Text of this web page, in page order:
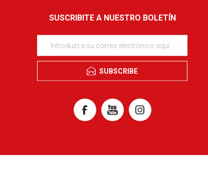
SUSCRIBITE A NUESTRO BOLETÍN
SUBSCRIBE